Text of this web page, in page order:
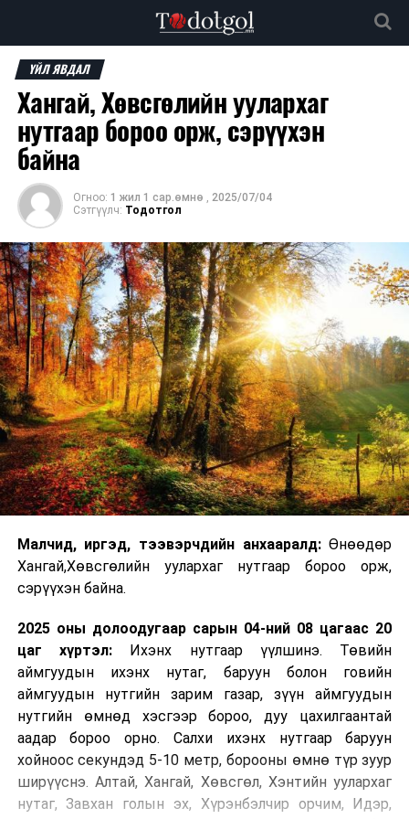
ҮЙЛ ЯВДАЛ
Хангай, Хөвсгөлийн уулархаг
нутгаар бороо орж, сэрүүхэн
байна
Огноо: 1 жил 1 сар.өмнө , 2025/07/04
Сэтгүүлч: Тодотгол
Малчид, иргэд, тээвэрчдийн анхааралд:Өнөөдөр
Хангай,Хөвсгөлийн уулархаг нутгаар бороо орж,
сэрүүхэн байна.
2025 оны долоодугаар сарын 04-ний 08 цагаас 20
цаг хүртэл: Ихэнх нутгаар үүлшинэ. Төвийн
аймгуудын ихэнх нутаг, баруун болон говийн
аймгуудын нутгийн зарим газар, зүүн аймгуудын
нутгийн өмнөд хэсгээр бороо, дуу цахилгаантай
аадар бороо орно. Салхи ихэнх нутгаар баруун
хойноос секундэд 5-10 метр, борооны өмнө түр зуур
ширүүснэ. Алтай, Хангай, Хөвсгөл, Хэнтийн уулархаг
нутаг, Завхан голын эх, Хүрэнбэлчир орчим, Идэр,